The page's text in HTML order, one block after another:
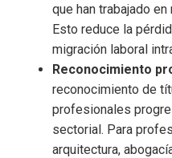
que han trabajado
Esto reduce la
migración laboral
Reconocimiento
reconocimiento de
profesionales
sectorial. Para
arquitectura,